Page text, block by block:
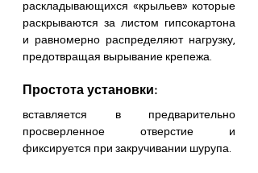
раскладывающихся «крыльев» которые
раскрываются за листом гипсокартона
и равномерно распределяют нагрузку,
предотвращая вырывание крепежа.
Простота установки:
вставляется в предварительно
просверленное отверстие и
фиксируется при закручивании шурупа.